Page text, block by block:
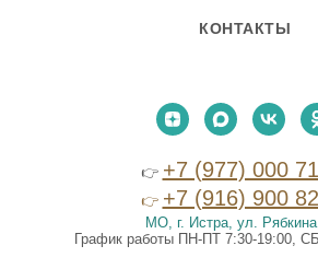
КОНТАКТЫ
👉 +7 (977) 000
👉 +7 (916) 900
МО, г. Истра, ул.
График работы ПН-ПТ 7:30-19:00,